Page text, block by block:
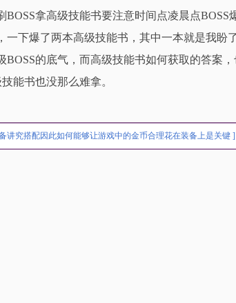
BOSS拿高级技能书要注意时间点凌晨点
一下爆了两本高级技能书，其中一本就是我盼
BOSS的底气，而高级技能书如何获取的答案
能书也没那么难拿。
讲究搭配因此如何能够让游戏中的金币合理花在装备上是关键 ]